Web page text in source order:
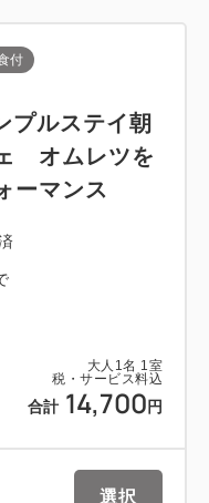
大人 1 名 1 室
税・サービス料込
合計 14,700 円
付
プルステイ朝
オムレツを
ーマンス
選択